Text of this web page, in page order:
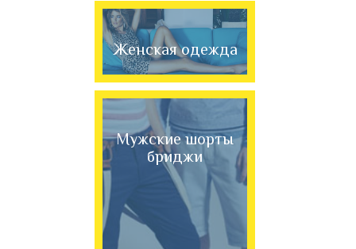
Женская одежда
Мужские шорты
бриджи